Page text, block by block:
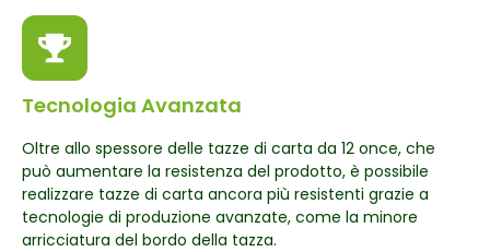
Tecnologia Avanzata
Oltre allo spessore delle tazze di carta da 12 once, che
può aumentare la resistenza del prodotto, è possibile
realizzare tazze di carta ancora più resistenti grazie a
tecnologie di produzione avanzate, come la minore
arricciatura del bordo della tazza.